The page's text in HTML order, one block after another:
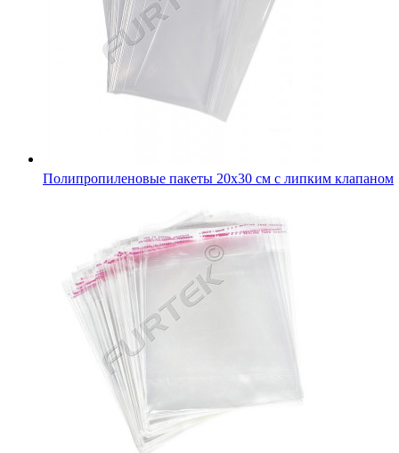
Полипропиленовые пакеты 20х30 см с липким клапаном